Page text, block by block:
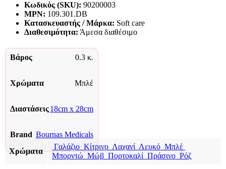
Κωδικός (SKU): 90200003
MPN: 109.301.DB
Κατασκευαστής / Μάρκα: Soft care
Διαθεσιμότητα: Άμεσα διαθέσιμο
Βάρος 0.3 κ.
Χρώματα Μπλέ
Διαστάσεις18cm x 28cm
Brand Bournas Medicals
Χρώματα
Γαλάζιο Κίτρινο Λαχανί Λευκό Μπλέ
Μπορντώ Μώβ Πορτοκαλί Πράσινο Ρόζ